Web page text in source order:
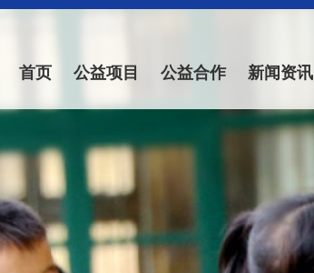
首页 公益项目 公益合作 新闻资讯